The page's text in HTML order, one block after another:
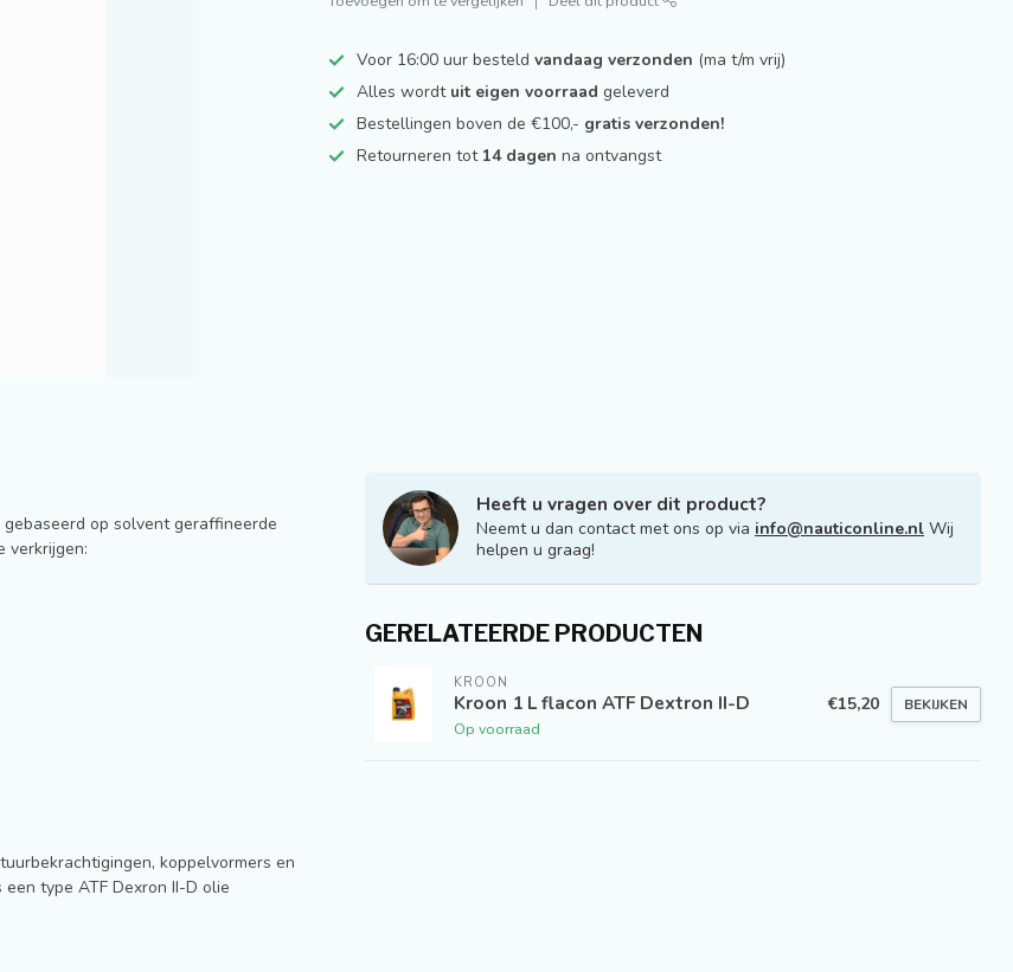
Voor 16:00 uur besteldvandaag verzonden (ma t/m vrij)
Alles wordt uit eigen voorraad geleverd
Bestellingen boven de €100,- gratis verzonden!
Retourneren tot 14 dagen na ontvangst
op solvent geraffineerde
verkrijgen:
koppelvormers en
type ATF Dexron II-D olie
Heeft u vragen over dit product?
Neemt u dan contact met ons op via info@nauticonline.nl Wij
helpen u graag!
GERELATEERDE PRODUCTEN
KROON
Kroon 1 L flacon ATF Dextron II-D
Op voorraad
€15,20 BEKIJKEN